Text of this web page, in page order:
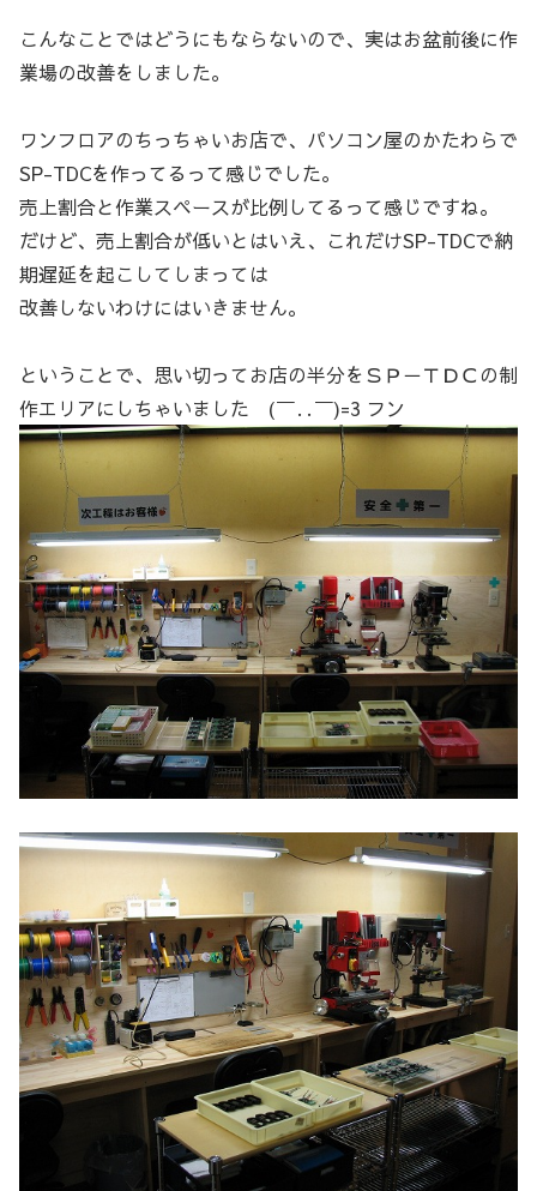
こんなことではどうにもならないので、実はお盆前後に作
業場の改善をしました。
ワンフロアのちっちゃいお店で、パソコン屋のかたわらで
SP-TDCを作ってるって感じでした。
売上割合と作業スペースが比例してるって感じですね。
だけど、売上割合が低いとはいえ、これだけSP-TDCで納
期遅延を起こしてしまっては
改善しないわけにはいきません。
ということで、思い切ってお店の半分をＳＰ－ＴＤＣの制
作エリアにしちゃいました (￣‥￣)=3 フン